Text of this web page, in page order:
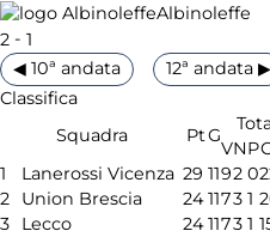
Albinoleffe
2 - 1
◀ 10ª andata
12ª andata ▶
Classifica
Squadra
PtG
VNP
1
Lanerossi Vicenza 29 1192 0
2
Union Brescia 241173 1
3
Lecco 241173 1